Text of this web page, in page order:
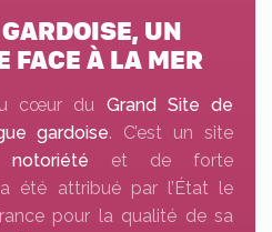
UN
FACE À LA MER
cœur du Grand Site de
gardoise. C’est un site
notoriété et de forte
été attribué par l’État le
pour la qualité de sa